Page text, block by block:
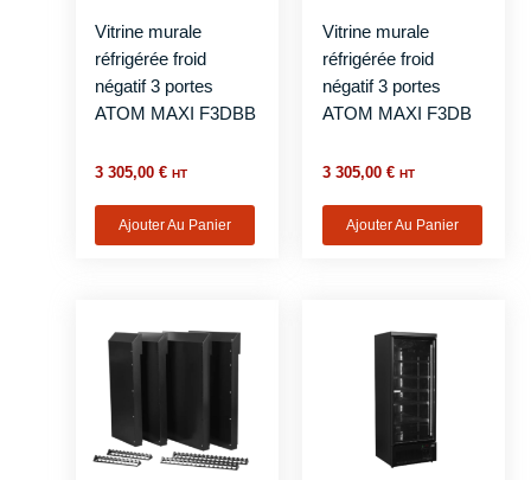
Vitrine murale
réfrigérée froid
négatif 3 portes
ATOM MAXI F3DBB
3 305,00€ HT
Ajouter Au Panier
Vitrine murale
réfrigérée froid
négatif 3 portes
ATOM MAXI F3DB
3 305,00 € HT
Ajouter Au Panier